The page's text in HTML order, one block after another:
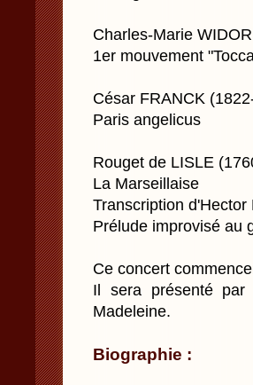
Charles-Marie
1er mouvement
César FRANCK
Paris angelicus
Rouget de LISLE
La Marseillaise
Transcription d'Hector
Prélude improvisé au
Ce concert
Il sera présenté par
Madeleine.
Biographie :